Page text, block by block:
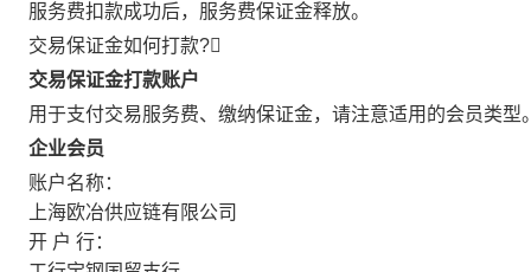
服务费扣款成功后，服务费保证金释放。
交易保证金如何打款?
交易保证金打款账户
用于支付交易服务费、缴纳保证金，请注意适用的会员类型
企业会员
账户名称：
上海欧冶供应链有限公司
开 户 行：